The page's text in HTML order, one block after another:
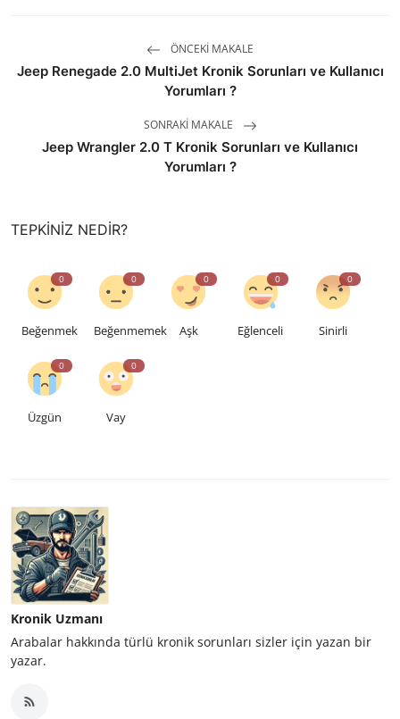
ÖNCEKI MAKALE
Jeep Renegade 2.0 MultiJet Kronik Sorunları ve Kullanıcı
Yorumları ?
SONRAKI MAKALE
Jeep Wrangler 2.0 T Kronik Sorunları ve Kullanıcı
Yorumları ?
TEPKINIZ NEDIR?
0
Beğenmek
0
Beğenmemek
0
Aşk
0
Eğlenceli
0
Sinirli
0
Üzgün
0
Vay
Kronik Uzmanı
Arabalar hakkında türlü kronik sorunları sizler için yazan bir
yazar.